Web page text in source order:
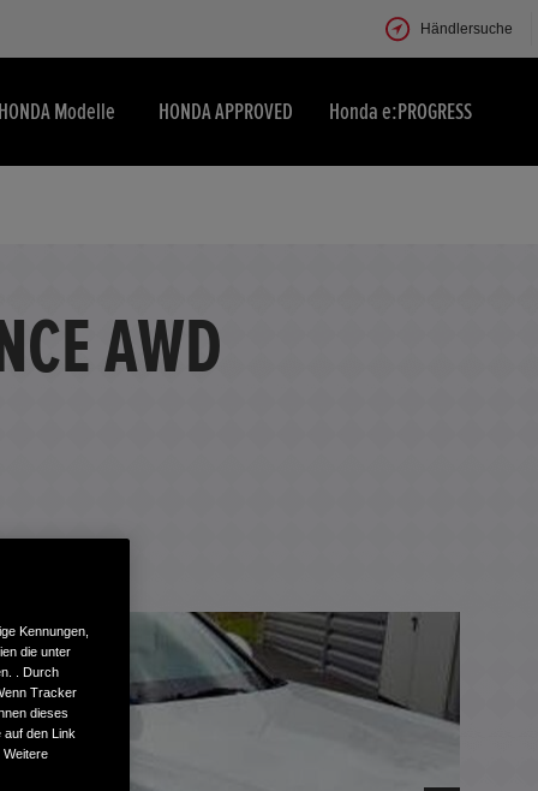
Händlersuche
Modelle HONDA APPROVED Honda e:PROGRESS
AWD
Kennungen,
die unter
. Durch
Tracker
dieses
auf den Link
Weitere